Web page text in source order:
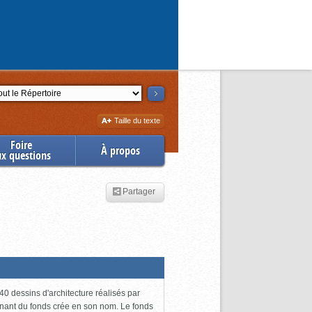
Augmenter
la
Taille du texte
Foire
questions À propos
Partager
dessins d'architecture réalisés par
du fonds crée en son nom. Le fonds